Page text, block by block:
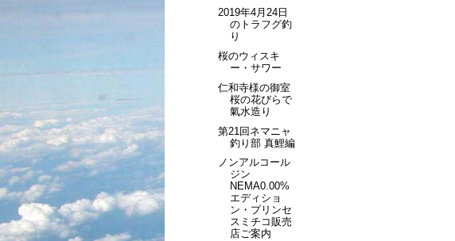
2019年4月24日
のトラフグ釣
り
桜のウィスキ
ー・サワー
仁和寺様の御室
桜の花びらで
氣水造り
第21回ネマニャ
釣り部 真鯉編
ノンアルコール
ジン
NEMA0.00%
エディショ
ン・プリンセ
スミチコ販売
店ご案内